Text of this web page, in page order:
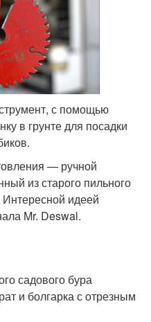
с помощью
в грунте для посадки
— ручной
из старого пильного
идеей
Mr. Deswal.
садового бура
и болгарка с отрезным